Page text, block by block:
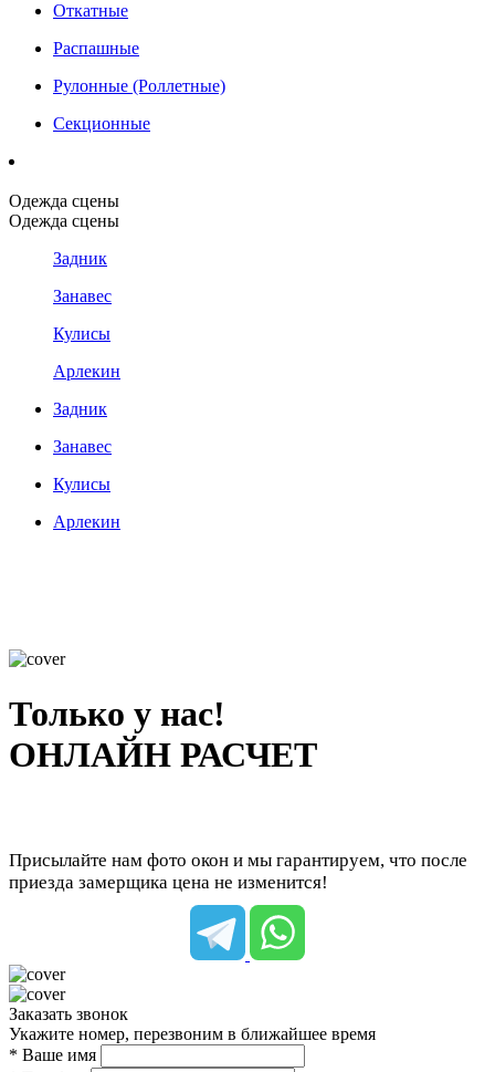
Откатные
Распашные
Рулонные (Роллетные)
Секционные
Одежда сцены
Одежда сцены
Задник
Занавес
Кулисы
Арлекин
Задник
Занавес
Кулисы
Арлекин
Только у нас!
ОНЛАЙН РАСЧЕТ
Присылайте нам фото окон и мы гарантируем, что после
приезда замерщика цена не изменится!
Заказать звонок
Укажите номер, перезвоним в ближайшее время
* Ваше имя